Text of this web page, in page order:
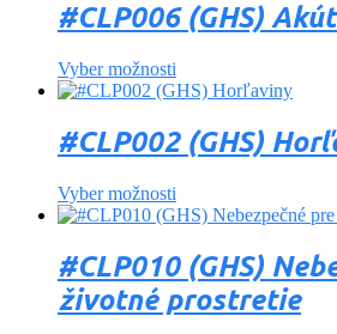
#CLP006 (GHS)
Vyber možnosti
#CLP002 (GHS)
Vyber možnosti
#CLP010 (GHS)
životné prostretie